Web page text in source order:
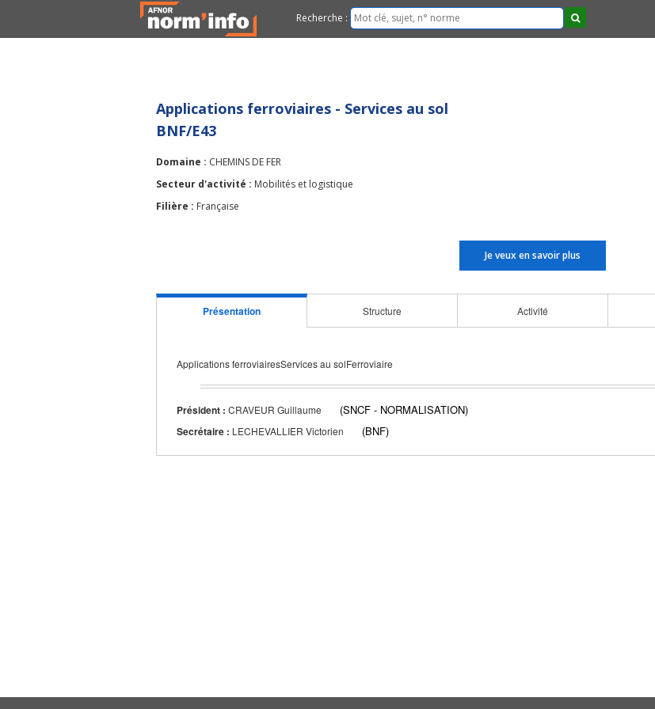
Recherche :
Applications ferroviaires - Services au sol
BNF/E43
Domaine : CHEMINS DE FER
Secteur d'activité : Mobilités et logistique
Filière : Française
Je veux en savoir plus
Présentation Structure Activité
Applications ferroviairesServices au solFerroviaire
Président : CRAVEUR Guillaume (SNCF - NORMALISATION)
Secrétaire : LECHEVALLIER Victorien (BNF)